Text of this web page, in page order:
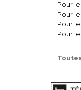
Pour
Pour
Pour
Pour